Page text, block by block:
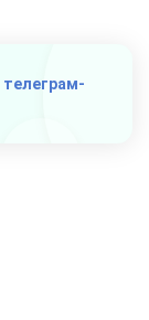
телеграм-